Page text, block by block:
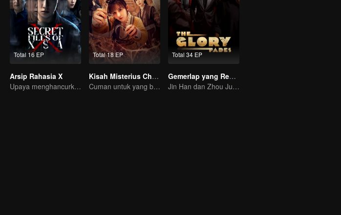
Total 16 EP
Arsip Rahasia X
Upaya menghancurkan rencana busuk mata-mata!
Total 18 EP
Kisah Misterius Chang'an
Cuman untuk yang berani masuk di Chang'an!
Total 34 EP
Gemerlap yang Redup
Jin Han dan Zhou Junwei merebutkan kekuasaan?